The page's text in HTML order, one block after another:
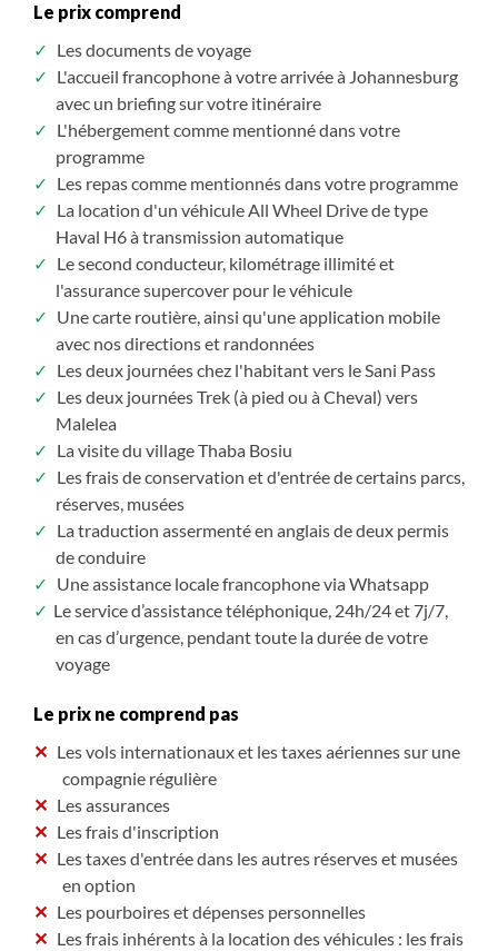
Le prix comprend
Les documents de voyage
L'accueil francophone à votre arrivée à Johannesburg
avec un briefing sur votre itinéraire
L'hébergement comme mentionné dans votre
programme
Les repas comme mentionnés dans votre programme
La location d'un véhicule All Wheel Drive de type
Haval H6 à transmission automatique
Le second conducteur, kilométrage illimité et
l'assurance supercover pour le véhicule
Une carte routière, ainsi qu'une application mobile
avec nos directions et randonnées
Les deux journées chez l'habitant vers le Sani Pass
Les deux journées Trek (à pied ou à Cheval) vers
Malelea
La visite du village Thaba Bosiu
Les frais de conservation et d'entrée de certains parcs,
réserves, musées
La traduction assermenté en anglais de deux permis
de conduire
Une assistance locale francophone via Whatsapp
Le service d’assistance téléphonique, 24h/24 et 7j/7,
en cas d’urgence, pendant toute la durée de votre
voyage
Le prix ne comprend pas
Les vols internationaux et les taxes aériennes sur une
compagnie régulière
Les assurances
Les frais d'inscription
Les taxes d'entrée dans les autres réserves et musées
en option
Les pourboires et dépenses personnelles
Les frais inhérents à la location des véhicules : les frais